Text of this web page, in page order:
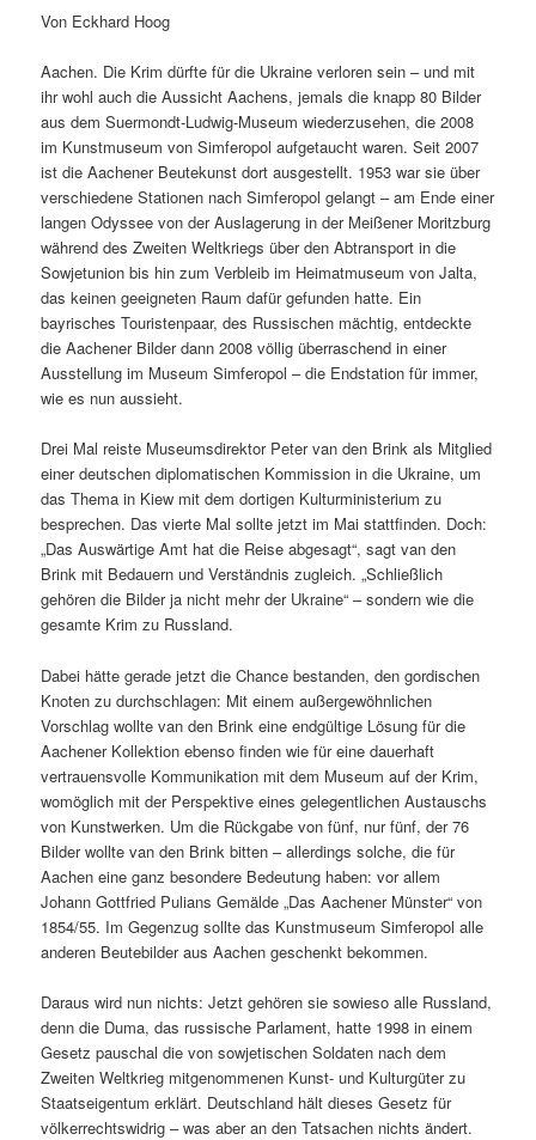
Von Eckhard Hoog
Aachen. Die Krim dürfte für die Ukraine verloren sein – und mit
ihr wohl auch die Aussicht Aachens, jemals die knapp 80 Bilder
aus dem Suermondt-Ludwig-Museum wiederzusehen, die 2008
im Kunstmuseum von Simferopol aufgetaucht waren. Seit 2007
ist die Aachener Beutekunst dort ausgestellt. 1953 war sie über
verschiedene Stationen nach Simferopol gelangt – am Ende einer
langen Odyssee von der Auslagerung in der Meißener Moritzburg
während des Zweiten Weltkriegs über den Abtransport in die
Sowjetunion bis hin zum Verbleib im Heimatmuseum von Jalta,
das keinen geeigneten Raum dafür gefunden hatte. Ein
bayrisches Touristenpaar, des Russischen mächtig, entdeckte
die Aachener Bilder dann 2008 völlig überraschend in einer
Ausstellung im Museum Simferopol – die Endstation für immer,
wie es nun aussieht.
Drei Mal reiste Museumsdirektor Peter van den Brink als Mitglied
einer deutschen diplomatischen Kommission in die Ukraine, um
das Thema in Kiew mit dem dortigen Kulturministerium zu
besprechen. Das vierte Mal sollte jetzt im Mai stattfinden. Doch:
„Das Auswärtige Amt hat die Reise abgesagt“, sagt van den
Brink mit Bedauern und Verständnis zugleich. „Schließlich
gehören die Bilder ja nicht mehr der Ukraine“ – sondern wie die
gesamte Krim zu Russland.
Dabei hätte gerade jetzt die Chance bestanden, den gordischen
Knoten zu durchschlagen: Mit einem außergewöhnlichen
Vorschlag wollte van den Brink eine endgültige Lösung für die
Aachener Kollektion ebenso finden wie für eine dauerhaft
vertrauensvolle Kommunikation mit dem Museum auf der Krim,
womöglich mit der Perspektive eines gelegentlichen Austauschs
von Kunstwerken. Um die Rückgabe von fünf, nur fünf, der 76
Bilder wollte van den Brink bitten – allerdings solche, die für
Aachen eine ganz besondere Bedeutung haben: vor allem
Johann Gottfried Pulians Gemälde „Das Aachener Münster“ von
1854/55. Im Gegenzug sollte das Kunstmuseum Simferopol alle
anderen Beutebilder aus Aachen geschenkt bekommen.
Daraus wird nun nichts: Jetzt gehören sie sowieso alle Russland,
denn die Duma, das russische Parlament, hatte 1998 in einem
Gesetz pauschal die von sowjetischen Soldaten nach dem
Zweiten Weltkrieg mitgenommenen Kunst- und Kulturgüter zu
Staatseigentum erklärt. Deutschland hält dieses Gesetz für
völkerrechtswidrig – was aber an den Tatsachen nichts ändert.